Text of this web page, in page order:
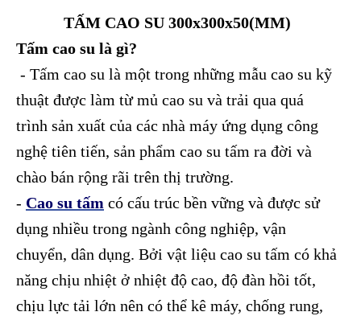
TẤM CAO SU 300x300x50(MM)
Tấm cao su là gì?
- Tấm cao su là một trong những mẫu cao su kỹ
thuật được làm từ mủ cao su và trải qua quá
trình sản xuất của các nhà máy ứng dụng công
nghệ tiên tiến, sản phẩm cao su tấm ra đời và
chào bán rộng rãi trên thị trường.
- Cao su tấm có cấu trúc bền vững và được sử
dụng nhiều trong ngành công nghiệp, vận
chuyển, dân dụng. Bởi vật liệu cao su tấm có khả
năng chịu nhiệt ở nhiệt độ cao, độ đàn hồi tốt,
chịu lực tải lớn nên có thể kê máy, chống rung,